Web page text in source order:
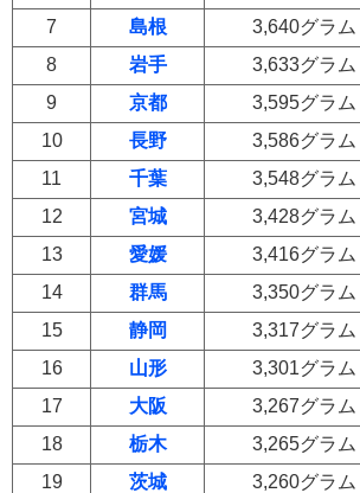
7
島根 3,640グラム
8
岩手 3,633グラム
9
京都 3,595グラム
10
長野 3,586グラム
11
千葉 3,548グラム
12
宮城 3,428グラム
13
愛媛 3,416グラム
14
群馬 3,350グラム
15
静岡 3,317グラム
16
山形 3,301グラム
17
大阪 3,267グラム
18
栃木 3,265グラム
19
茨城 3,260グラム